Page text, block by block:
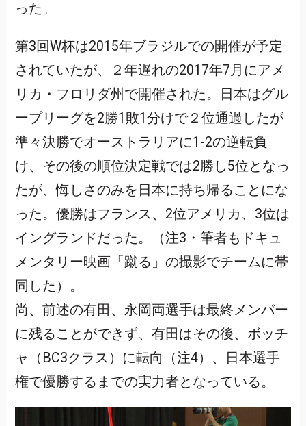
った。
第3回W杯は2015年ブラジルでの開催が予定
されていたが、２年遅れの2017年7月にアメ
リカ・フロリダ州で開催された。日本はグル
ープリーグを2勝1敗1分けで２位通過したが
準々決勝でオーストラリアに1-2の逆転負
け、その後の順位決定戦では2勝し5位となっ
たが、悔しさのみを日本に持ち帰ることにな
った。優勝はフランス、2位アメリカ、3位は
イングランドだった。（注3・筆者もドキュ
メンタリー映画「蹴る」の撮影でチームに帯
同した）。
尚、前述の有田、永岡両選手は最終メンバー
に残ることができず、有田はその後、ボッチ
ャ（BC3クラス）に転向（注4）、日本選手
権で優勝するまでの実力者となっている。